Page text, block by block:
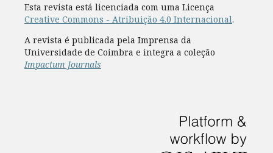
Esta revista está licenciada com uma Licença
Creative Commons - Atribuição 4.0 Internacional.
A revista é publicada pela Imprensa da
Universidade de Coimbra e integra a coleção
Impactum Journals